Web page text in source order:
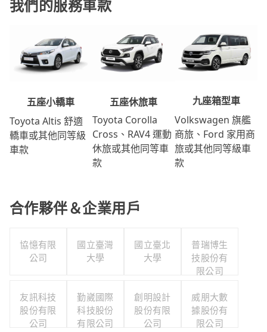
我們的服務車款
五座小轎車
Toyota Altis 舒適
轎車或其他同等級
車款
五座休旅車
Toyota Corolla
Cross、RAV4 運動
休旅或其他同等車
款
九座箱型車
Volkswagen 旗艦
商旅、Ford 家用商
旅或其他同等級車
款
合作夥伴＆企業用戶
協憶有限
公司
國立臺灣
大學
國立臺北
大學
普瑞博生
技股份有
限公司
友訊科技
股份有限
公司
勤崴國際
科技股份
有限公司
創明設計
股份有限
公司
威朋大數
據股份有
限公司